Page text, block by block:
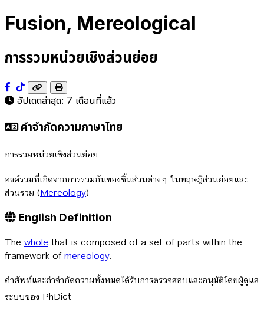
Fusion, Mereological
การรวมหน่วยเชิงส่วนย่อย
อัปเดตล่าสุด: 7 เดือนที่แล้ว
คำจำกัดความภาษาไทย
การรวมหน่วยเชิงส่วนย่อย
องค์รวมที่เกิดจากการรวมกันของชิ้นส่วนต่างๆ ในทฤษฎีส่วนย่อยและ
ส่วนรวม (Mereology)
English Definition
The whole that is composed of a set of parts within the
framework ofmereology.
คำศัพท์และคำจำกัดความทั้งหมดได้รับการตรวจสอบและอนุมัติโดยผู้ดูแล
ระบบของ PhDict